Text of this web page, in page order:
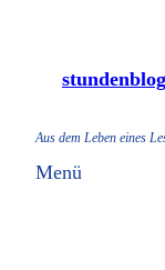
springen
Aus dem Leben eines
Menü